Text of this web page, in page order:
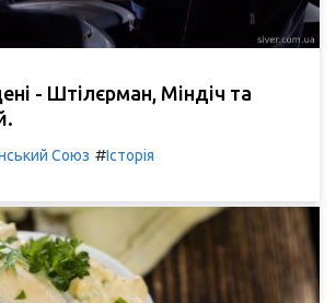
- Штілєрман, Міндіч та
Союз #Історія